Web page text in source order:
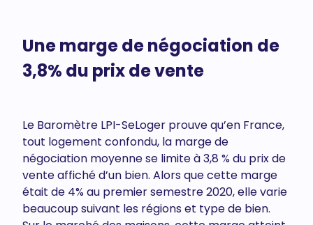
Une marge de négociation de
3,8% du prix de vente
Le Baromètre LPI-SeLoger prouve qu’en France,
tout logement confondu, la marge de
négociation moyenne se limite à 3,8 % du prix de
vente affiché d’un bien. Alors que cette marge
était de 4% au premier semestre 2020, elle varie
beaucoup suivant les régions et type de bien.